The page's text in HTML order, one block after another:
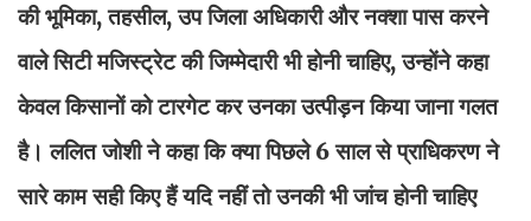
की भूमिका, तहसील, उप जिला अधिकारी और नक्शा पास करने
वाले सिटी मजिस्ट्रेट की जिम्मेदारी भी होनी चाहिए, उन्होंने कहा
केवल किसानों को टारगेट कर उनका उत्पीड़न किया जाना गलत
है। ललित जोशी ने कहा कि क्या पिछले 6 साल से प्राधिकरण ने
सारे काम सही किए हैं यदि नहीं तो उनकी भी जांच होनी चाहिए